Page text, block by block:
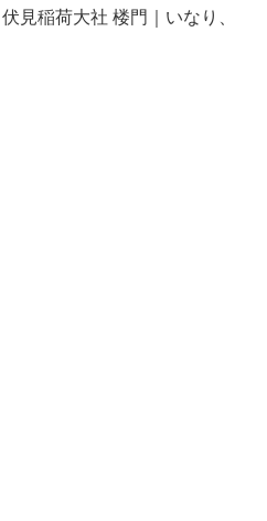
伏見稲荷大社 楼門｜いなり、